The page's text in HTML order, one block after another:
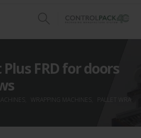
FRD for doors
WRAPPING MACHINES PALLET